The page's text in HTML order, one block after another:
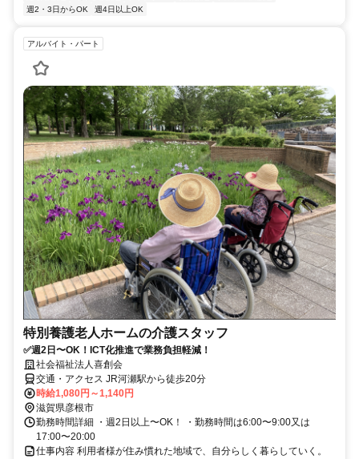
週2・3日からOK
週4日以上OK
アルバイト・パート
特別養護老人ホームの介護スタッフ
✅週2日〜OK！ICT化推進で業務負担軽減！
社会福祉法人喜創会
交通・アクセス JR河瀬駅から徒歩20分
時給1,080円～1,140円
滋賀県彦根市
勤務時間詳細 ・週2日以上〜OK！ ・勤務時間は6:00〜9:00又は
17:00〜20:00
仕事内容 利用者様が住み慣れた地域で、自分らしく暮らしていく。